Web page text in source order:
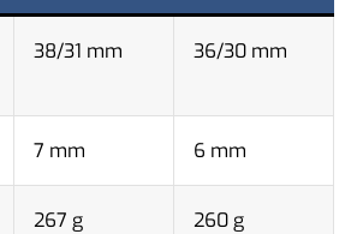
38/31 mm 36/30 mm
7 mm 6 mm
267 g 260 g